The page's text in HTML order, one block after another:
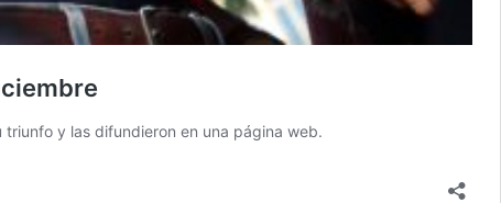
y las difundieron en una página web.